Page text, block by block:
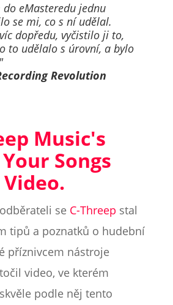
eMasteredu jednu
se mi, co s ní udělal.
dopředu, vyčistilo ji to,
to udělalo s úrovní, a bylo
Revolution
Music's
Songs
se C-Threep stal
tipů a poznatků o hudební
příznivcem nástroje
video, ve kterém
podle něj tento